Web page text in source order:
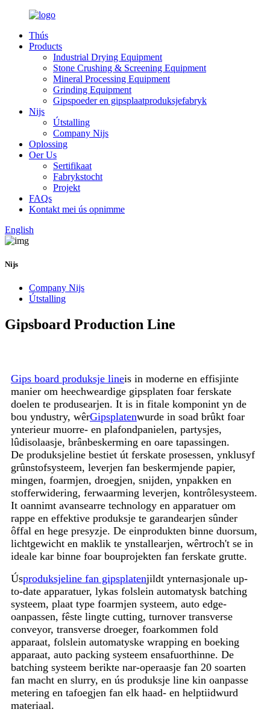
Thús
Products
Industrial Drying Equipment
Stone Crushing & Screening Equipment
Mineral Processing Equipment
Grinding Equipment
Gipspoeder en gipsplaatproduksjefabryk
Nijs
Útstalling
Company Nijs
Oplossing
Oer Us
Sertifikaat
Fabrykstocht
Projekt
FAQs
Kontakt mei ús opnimme
English
Nijs
Company Nijs
Útstalling
Gipsboard Production Line
Gips board produksje lineis in moderne en effisjinte
manier om heechweardige gipsplaten foar ferskate
doelen te produsearjen. It is in fitale komponint yn de
bou yndustry, wêrGipsplatenwurde in soad brûkt foar
ynterieur muorre- en plafondpanielen, partysjes,
lûdisolaasje, brânbeskerming en oare tapassingen.
De produksjeline bestiet út ferskate prosessen, ynklusyf
grûnstofsysteem, leverjen fan beskermjende papier,
mingen, foarmjen, droegjen, snijden, ynpakken en
stofferwidering, ferwaarming leverjen, kontrôlesysteem.
It oannimt avansearre technology en apparatuer om
rappe en effektive produksje te garandearjen sûnder
ôffal en hege presyzje. De einprodukten binne duorsum,
lichtgewicht en maklik te ynstallearjen, wêrtroch't se in
ideale kar binne foar bouprojekten fan ferskate grutte.
Úsproduksjeline fan gipsplatenjildt ynternasjonale up-
to-date apparatuer, lykas folslein automatysk batching
systeem, plaat type foarmjen systeem, auto edge-
oanpassen, fêste lingte cutting, turnover transverse
conveyor, transverse droeger, foarkommen fold
apparaat, folslein automatyske wrapping en boeking
apparaat, auto packing systeem ensafuorthinne. De
batching systeem berikte nar-operaasje fan 20 soarten
fan macht en slurry, en ús produksje line kin oanpasse
metering en tafoegjen fan elk haad- en helptiidwurd
materiaal.